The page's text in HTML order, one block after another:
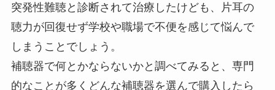
突発性難聴と診断されて治療したけども、片耳の
聴力が回復せず学校や職場で不便を感じて悩んで
しまうことでしょう。
補聴器で何とかならないかと調べてみると、専門
的なことが多くどんな補聴器を選んで購入したら